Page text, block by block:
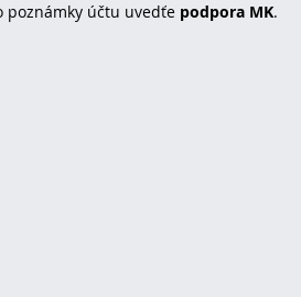
poznámky účtu uvedťe podpora MK.